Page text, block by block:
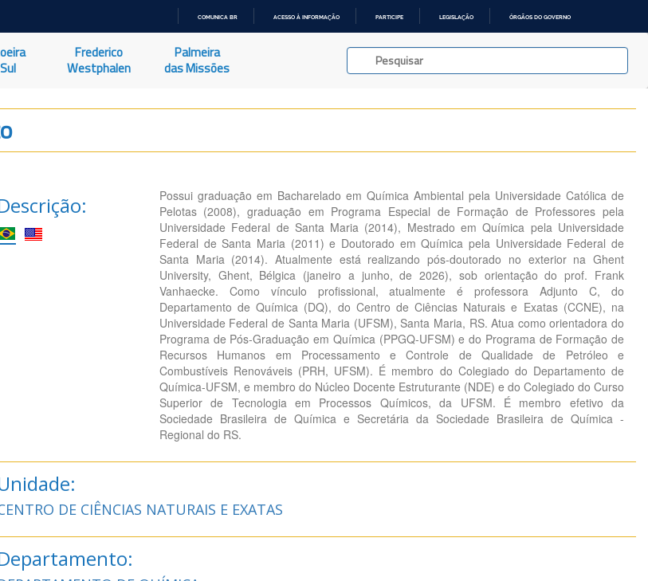
O
COMUNICA BR ACESSO À INFORMAÇÃO PARTICIPE LEGISLAÇÃO ÓRGÃOS DO GOVERNO
Frederico
Westphalen
Palmeira
das Missões
Possui graduação em Bacharelado em Química Ambiental pela Universidade Católica de
Pelotas (2008), graduação em Programa Especial de Formação de Professores pela
Universidade Federal de Santa Maria (2014), Mestrado em Química pela Universidade
Federal de Santa Maria (2011) e Doutorado em Química pela Universidade Federal de
Santa Maria (2014). Atualmente está realizando pós-doutorado no exterior na Ghent
University, Ghent, Bélgica (janeiro a junho, de 2026), sob orientação do prof. Frank
Vanhaecke. Como vínculo profissional, atualmente é professora Adjunto C, do
Departamento de Química (DQ), do Centro de Ciências Naturais e Exatas (CCNE), na
Universidade Federal de Santa Maria (UFSM), Santa Maria, RS. Atua como orientadora do
Programa de Pós-Graduação em Química (PPGQ-UFSM) e do Programa de Formação de
Recursos Humanos em Processamento e Controle de Qualidade de Petróleo e
Combustíveis Renováveis (PRH, UFSM). É membro do Colegiado do Departamento de
Química-UFSM, e membro do Núcleo Docente Estruturante (NDE) e do Colegiado do Curso
Superior de Tecnologia em Processos Químicos, da UFSM. É membro efetivo da
Sociedade Brasileira de Química e Secretária da Sociedade Brasileira de Química -
Regional do RS.
DE CIÊNCIAS NATURAIS E EXATAS